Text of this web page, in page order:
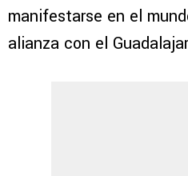
manifestarse en el
alianza con el